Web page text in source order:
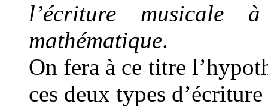
l’écriture musicale
mathématique.
On fera à ce titre
ces deux types